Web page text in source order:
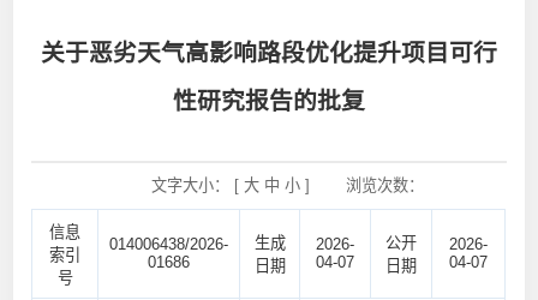
关于恶劣天气高影响路段优化提升项目可行
性研究报告的批复
文字大小： [ 大 中 小] 浏览次数：
信息
索引
号
014006438/2026-
01686
生成
日期
2026-
04-07
公开
日期
2026-
04-07